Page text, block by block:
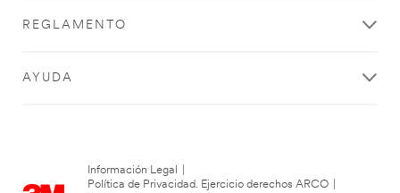
REGLAMENTO
AYUDA
Información Legal
Política de Privacidad. Ejercicio derechos ARCO